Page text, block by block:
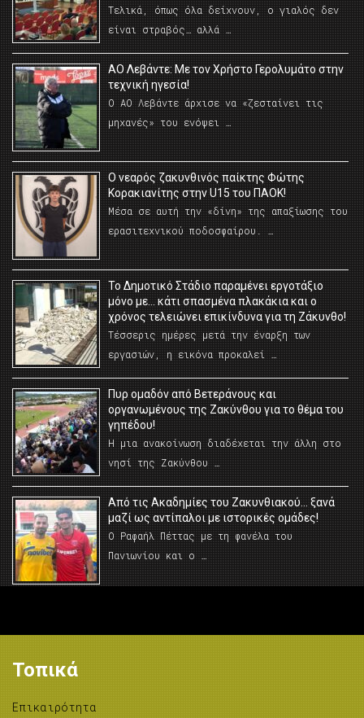
Τελικά, όπως όλα δείχνουν, ο γιαλός δεν
είναι στραβός… αλλά …
ΑΟ Λεβάντε: Με τον Χρήστο Γερολυμάτο στην
τεχνική ηγεσία!
Ο ΑΟ Λεβάντε άρχισε να «ζεσταίνει τις
μηχανές» του ενόψει …
O νεαρός ζακυνθινός παίκτης Φώτης
Κορακιανίτης στην U15 του ΠΑΟΚ!
Μέσα σε αυτή την «δίνη» της απαξίωσης του
ερασιτεχνικού ποδοσφαίρου. …
Το Δημοτικό Στάδιο παραμένει εργοτάξιο
μόνο με… κάτι σπασμένα πλακάκια και ο
χρόνος τελειώνει επικίνδυνα για τη Ζάκυνθο!
Τέσσερις ημέρες μετά την έναρξη των
εργασιών, η εικόνα προκαλεί …
Πυρ ομαδόν από Βετεράνους και
οργανωμένους της Ζακύνθου για το θέμα του
γηπέδου!
Η μια ανακοίνωση διαδέχεται την άλλη στο
νησί της Ζακύνθου …
Από τις Ακαδημίες του Ζακυνθιακού… ξανά
μαζί ως αντίπαλοι με ιστορικές ομάδες!
Ο Ραφαήλ Πέττας με τη φανέλα του
Πανιωνίου και ο …
Τοπικά
Επικαιρότητα